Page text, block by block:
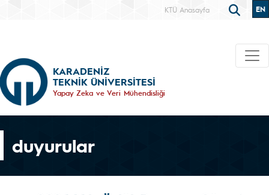
KTÜ Anasayfa EN
KARADENİZ
TEKNİK ÜNİVERSİTESİ
Yapay Zeka ve Veri Mühendisliği
duyurular